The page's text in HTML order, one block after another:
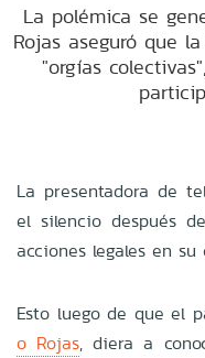
La polémica se
Rojas aseguró que
"orgías
La presentadora de
el silencio después
acciones legales en
Esto luego de que el
o Rojas, diera a